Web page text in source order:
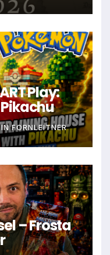
Play:
FORNLEITNER
– Frosta